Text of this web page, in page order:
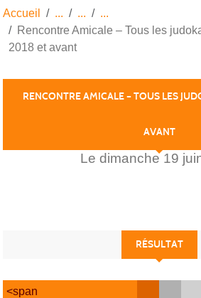
Accueil
Rencontre Amicale – Tous les
2018 et avant
RENCONTRE AMICALE – TOUS LES
AVANT
Le dimanche 19
RÉSULTAT
<span